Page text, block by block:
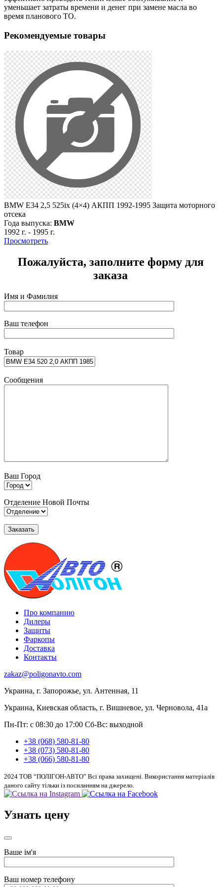
уменьшает затраты времени и денег при замене масла во
время планового ТО.
Рекомендуемые товары
BMW E34 2,5 525ix (4×4) АКПП 1992-1995 Защита моторного
отсека
Года выпуска: BMW
1992 г. - 1995 г.
Просмотреть
Пожалуйста, заполните форму для
заказа
Имя и Фамилия
Ваш телефон
Товар
Сообщения
Ваш Город
Отделение Новой Почты
Про компанию
Дилеры
Защиты
Фаркопы
Доставка
Контакты
zakaz@poligonavto.com
Украина, г. Запорожье, ул. Антенная, 11
Украина, Киевская область, г. Вишневое, ул. Черновола, 41а
Пн-Пт: с 08:30 до 17:00 Сб-Вс: выходной
+38 (068) 580-81-80
+38 (073) 580-81-80
+38 (066) 580-81-80
2024 ТОВ “ПОЛІГОН-АВТО” Всі права захищені. Використання матеріалів
даного сайту тільки із посиланням на джерело.
Узнать цену
Ваше ім'я
Ваш номер телефону